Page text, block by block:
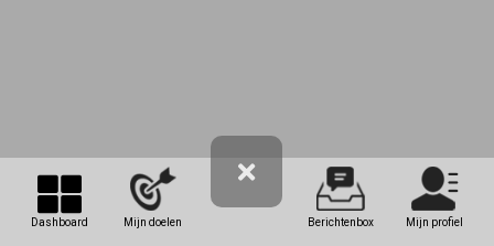
Dashboard Mijn doelen Berichtenbox Mijn profiel